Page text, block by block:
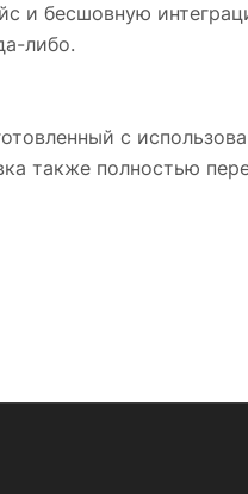
и бесшовную
либо.
с
также полностью